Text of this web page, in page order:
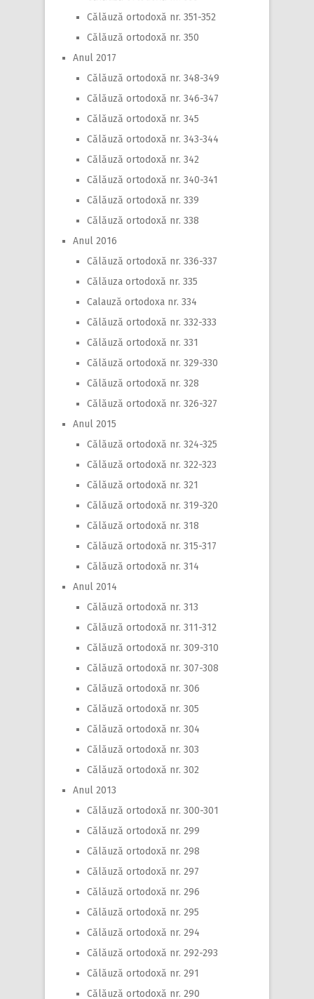
Călăuză ortodoxă nr. 351-352
Călăuză ortodoxă nr. 350
Anul 2017
Călăuză ortodoxă nr. 348-349
Călăuză ortodoxă nr. 346-347
Călăuză ortodoxă nr. 345
Călăuză ortodoxă nr. 343-344
Călăuză ortodoxă nr. 342
Călăuză ortodoxă nr. 340-341
Călăuză ortodoxă nr. 339
Călăuză ortodoxă nr. 338
Anul 2016
Călăuză ortodoxă nr. 336-337
Călăuza ortodoxă nr. 335
Calauză ortodoxa nr. 334
Călăuză ortodoxă nr. 332-333
Călăuză ortodoxă nr. 331
Călăuză ortodoxă nr. 329-330
Călăuză ortodoxă nr. 328
Călăuză ortodoxă nr. 326-327
Anul 2015
Călăuză ortodoxă nr. 324-325
Călăuză ortodoxă nr. 322-323
Călăuză ortodoxă nr. 321
Călăuză ortodoxă nr. 319-320
Călăuză ortodoxă nr. 318
Călăuză ortodoxă nr. 315-317
Călăuză ortodoxă nr. 314
Anul 2014
Călăuză ortodoxă nr. 313
Călăuză ortodoxă nr. 311-312
Călăuză ortodoxă nr. 309-310
Călăuză ortodoxă nr. 307-308
Călăuză ortodoxă nr. 306
Călăuză ortodoxă nr. 305
Călăuză ortodoxă nr. 304
Călăuză ortodoxă nr. 303
Călăuză ortodoxă nr. 302
Anul 2013
Călăuză ortodoxă nr. 300-301
Călăuză ortodoxă nr. 299
Călăuză ortodoxă nr. 298
Călăuză ortodoxă nr. 297
Călăuză ortodoxă nr. 296
Călăuză ortodoxă nr. 295
Călăuză ortodoxă nr. 294
Călăuză ortodoxă nr. 292-293
Călăuză ortodoxă nr. 291
Călăuză ortodoxă nr. 290